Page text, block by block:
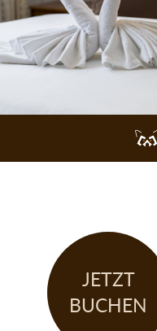
JETZT
BUCHEN